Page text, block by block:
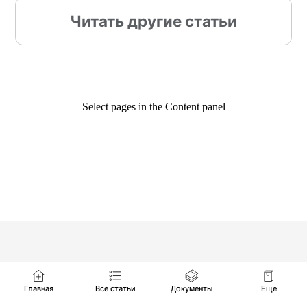
Главная Все статьи Документы Еще
Select pages in the Content panel